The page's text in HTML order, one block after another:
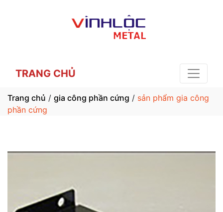
TRANG CHỦ
Trang chủ / gia công phần cứng / sản phẩm gia công
phần cứng